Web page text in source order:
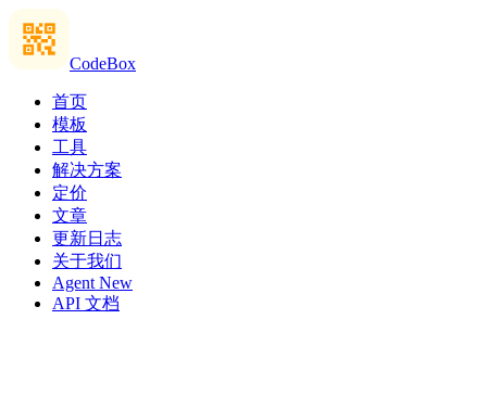
CodeBox
首页
模板
工具
解决方案
定价
文章
更新日志
关于我们
Agent New
API 文档